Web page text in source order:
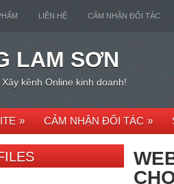
LIÊN HỆ CẢM NHẬN ĐỐI TÁC
LAM SƠN
kênh Online kinh doanh!
» CẢM NHẬN ĐỐI TÁC »